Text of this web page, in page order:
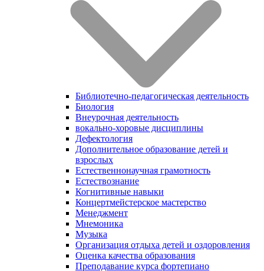
Библиотечно-педагогическая деятельность
Биология
Внеурочная деятельность
вокально-хоровые дисциплины
Дефектология
Дополнительное образование детей и
взрослых
Естественнонаучная грамотность
Естествознание
Когнитивные навыки
Концертмейстерское мастерство
Менеджмент
Мнемоника
Музыка
Организация отдыха детей и оздоровления
Оценка качества образования
Преподавание курса фортепиано